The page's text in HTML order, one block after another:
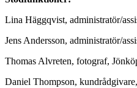
Lina Häggqvist, administratör/
Jens Andersson, administratör/
Thomas Alvreten, fotograf,
Daniel Thompson,